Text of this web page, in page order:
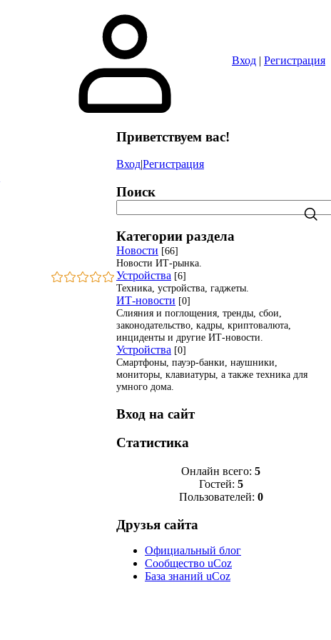
Вход | Регистрация
Приветствуем вас!
Вход|Регистрация
Поиск
Категории раздела
Новости [66]
Новости ИТ-рынка.
Устройства [6]
Техника, устройства, гаджеты.
ИТ-новости [0]
Слияния и поглощения, тренды, сбои,
законодательство, кадры, криптовалюта,
инциденты и другие ИТ-новости.
Устройства [0]
Смартфоны, пауэр-банки, наушники,
мониторы, клавиатуры, а также техника для
умного дома.
Вход на сайт
Статистика
Онлайн всего: 5
Гостей: 5
Пользователей: 0
Друзья сайта
Официальный блог
Сообщество uCoz
База знаний uCoz